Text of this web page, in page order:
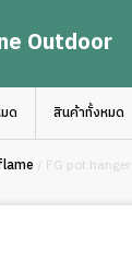
Outdoor
ด สินค้าทั้งหมด
/ FG pot hanger